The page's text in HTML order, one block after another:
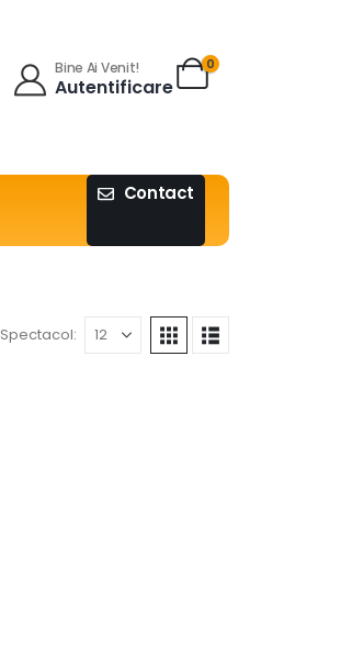
Bine Ai Venit!
Autentificare
0
Contact
Spectacol: